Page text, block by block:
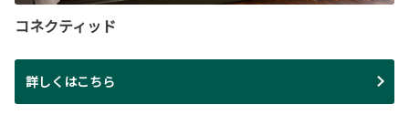
コネクティッド
詳しくはこちら